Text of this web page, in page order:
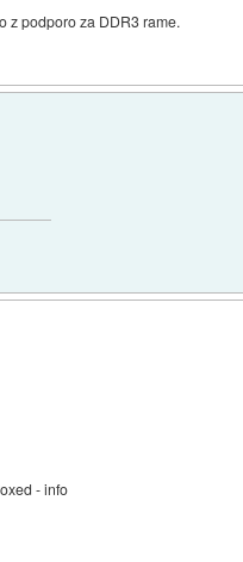
z podporo za DDR3 rame.
- info